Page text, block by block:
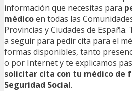
información que necesitas para
médicoen todas las
Provincias y Ciudades de
a seguir para pedir cita para el
formas disponibles, tanto
o por Internet y te explicamos
solicitar cita con tu médico de
Seguridad Social.